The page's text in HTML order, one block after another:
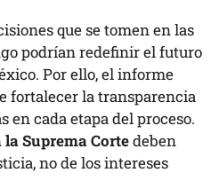
que se tomen en las
podrían redefinir el futuro
Por ello, el informe
fortalecer la transparencia
en cada etapa del proceso.
Suprema Cortedeben
no de los intereses